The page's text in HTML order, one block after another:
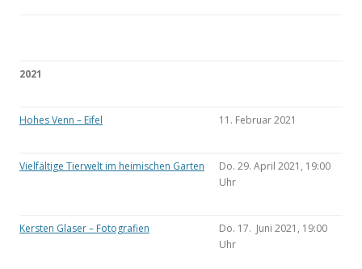
2021
Hohes Venn – Eifel 11. Februar 2021
Vielfältige Tierwelt im heimischen Garten
Do. 29. April 2021, 19:00
Uhr
Kersten Glaser – Fotografien
Do. 17. Juni 2021, 19:00
Uhr